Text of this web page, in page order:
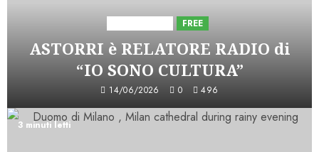
FREE
ASTORRI è RELATORE RADIO di
“IO SONO CULTURA”
14/06/2026 0 496
3 minuti letti